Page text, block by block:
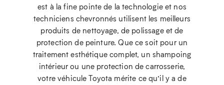
est à la fine pointe de la technologie et nos
techniciens chevronnés utilisent les meilleurs
produits de nettoyage, de polissage et de
protection de peinture. Que ce soit pour un
traitement esthétique complet, un shampoing
intérieur ou une protection de carrosserie,
votre véhicule Toyota mérite ce qu’il y a de